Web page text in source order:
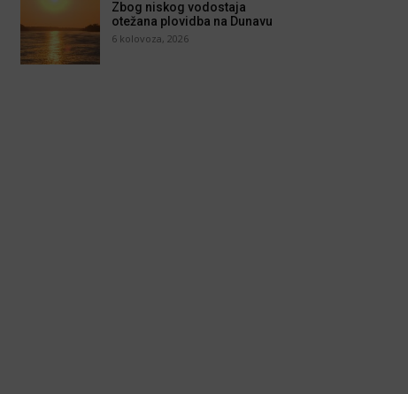
Zbog niskog vodostaja
otežana plovidba na Dunavu
6 kolovoza, 2026